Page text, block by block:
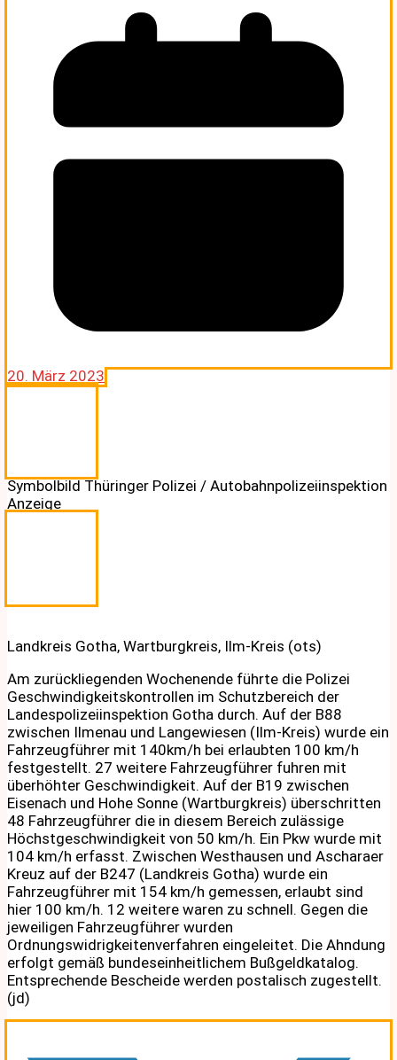
20. März 2023
Symbolbild Thüringer Polizei / Autobahnpolizeiinspektion
Anzeige
Landkreis Gotha, Wartburgkreis, Ilm-Kreis (ots)
Am zurückliegenden Wochenende führte die Polizei
Geschwindigkeitskontrollen im Schutzbereich der
Landespolizeiinspektion Gotha durch. Auf der B88
zwischen Ilmenau und Langewiesen (Ilm-Kreis) wurde ein
Fahrzeugführer mit 140km/h bei erlaubten 100 km/h
festgestellt. 27 weitere Fahrzeugführer fuhren mit
überhöhter Geschwindigkeit. Auf der B19 zwischen
Eisenach und Hohe Sonne (Wartburgkreis) überschritten
48 Fahrzeugführer die in diesem Bereich zulässige
Höchstgeschwindigkeit von 50 km/h. Ein Pkw wurde mit
104 km/h erfasst. Zwischen Westhausen und Ascharaer
Kreuz auf der B247 (Landkreis Gotha) wurde ein
Fahrzeugführer mit 154 km/h gemessen, erlaubt sind
hier 100 km/h. 12 weitere waren zu schnell. Gegen die
jeweiligen Fahrzeugführer wurden
Ordnungswidrigkeitenverfahren eingeleitet. Die Ahndung
erfolgt gemäß bundeseinheitlichem Bußgeldkatalog.
Entsprechende Bescheide werden postalisch zugestellt.
(jd)